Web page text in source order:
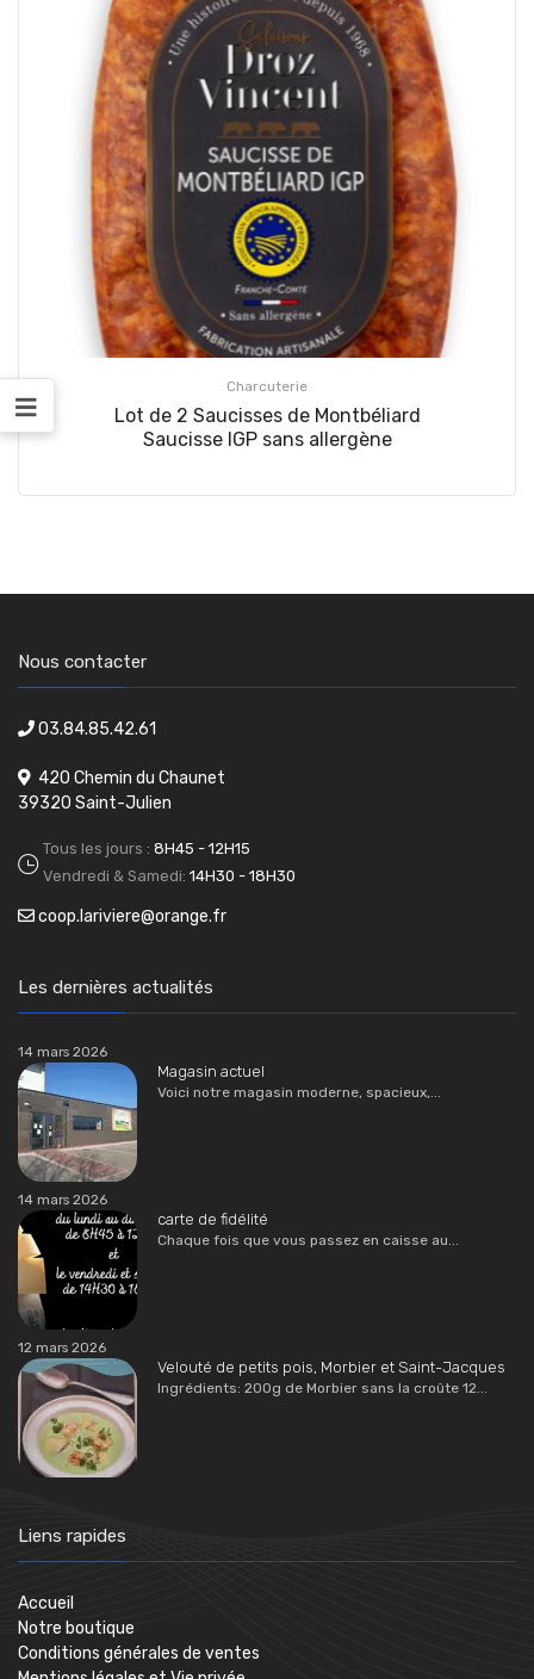
Charcuterie
Lot de 2 Saucisses de Montbéliard
Saucisse IGP sans allergène
Nous contacter
03.84.85.42.61
420 Chemin du Chaunet
39320 Saint-Julien
Tous les jours : 8H45 - 12H15
Vendredi & Samedi: 14H30 - 18H30
coop.lariviere@orange.fr
Les dernières actualités
14 mars 2026
Magasin actuel
Voici notre magasin moderne, spacieux,...
14 mars 2026
carte de fidélité
Chaque fois que vous passez en caisse au...
12 mars 2026
Velouté de petits pois, Morbier et Saint-Jacques
Ingrédients: 200g de Morbier sans la croûte 12...
Liens rapides
Accueil
Notre boutique
Conditions générales de ventes